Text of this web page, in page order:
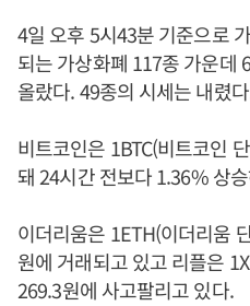
4일 오후 5시43분 기준으로
되는 가상화폐 117종 가운데
올랐다. 49종의 시세는 내렸
비트코인은 1BTC(비트코인
돼 24시간 전보다 1.36% 상
이더리움은 1ETH(이더리움
원에 거래되고 있고 리플은
269.3원에 사고팔리고 있다.